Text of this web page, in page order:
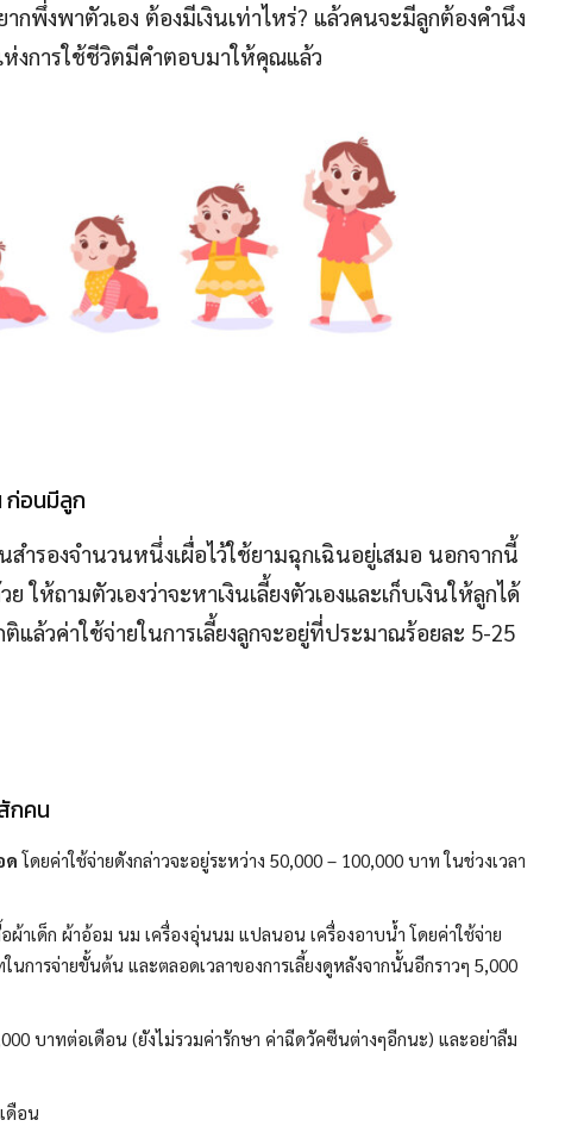
พึ่งพาตัวเอง ต้องมีเงินเท่าไหร่? แล้วคนจะมีลูกต้องคำนึง
ห่งการใช้ชีวิตมีคำตอบมาให้คุณแล้ว
ก่อนมีลูก
นสำรองจำนวนหนึ่งเผื่อไว้ใช้ยามฉุกเฉินอยู่เสมอ นอกจากนี้
ให้ถามตัวเองว่าจะหาเงินเลี้ยงตัวเองและเก็บเงินให้ลูกได้
แล้วค่าใช้จ่ายในการเลี้ยงลูกจะอยู่ที่ประมาณร้อยละ 5-25
กคน
ดโดยค่าใช้จ่ายดังกล่าวจะอยู่ระหว่าง 50,000 – 100,000 บาท ในช่วงเวลา
อผ้าเด็ก ผ้าอ้อม นม เครื่องอุ่นนม แปลนอน เครื่องอาบน้ำ โดยค่าใช้จ่าย
นการจ่ายขั้นต้น และตลอดเวลาของการเลี้ยงดูหลังจากนั้นอีกราวๆ 5,000
บาทต่อเดือน (ยังไม่รวมค่ารักษา ค่าฉีดวัคซีนต่างๆอีกนะ) และอย่าลืม
ดือน